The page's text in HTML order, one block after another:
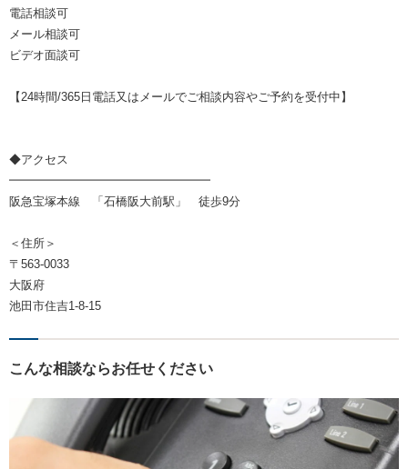
電話相談可
メール相談可
ビデオ面談可
【24時間/365日電話又はメールでご相談内容やご予約を受付中】
◆アクセス
━━━━━━━━━━━━━━━━━
阪急宝塚本線 「石橋阪大前駅」 徒歩9分
＜住所＞
〒563-0033
大阪府
池田市住吉1-8-15
こんな相談ならお任せください